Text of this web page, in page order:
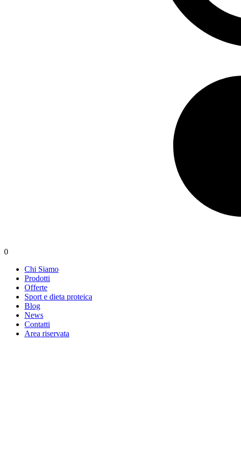
0
Chi Siamo
Prodotti
Offerte
Sport e dieta proteica
Blog
News
Contatti
Area riservata